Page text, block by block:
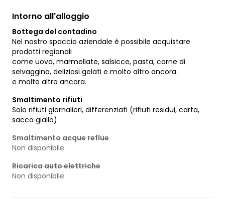
Intorno all'alloggio
Bottega del contadino
Nel nostro spaccio aziendale è possibile acquistare
prodotti regionali
come uova, marmellate, salsicce, pasta, carne di
selvaggina, deliziosi gelati e molto altro ancora.
e molto altro ancora.
Smaltimento rifiuti
Solo rifiuti giornalieri, differenziati (rifiuti residui, carta,
sacco giallo)
Smaltimento acque reflue
Non disponibile
Ricarica auto elettriche
Non disponibile